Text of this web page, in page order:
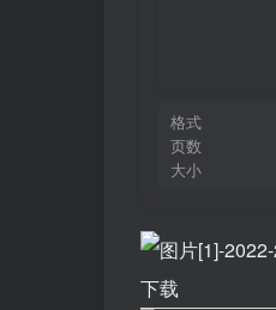
格式
页数
大小